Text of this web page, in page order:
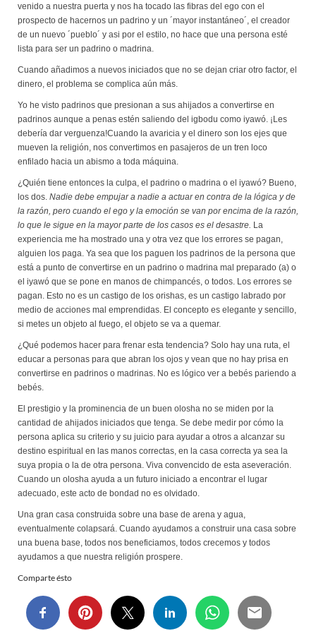
venido a nuestra puerta y nos ha tocado las fibras del ego con el
prospecto de hacernos un padrino y un ´mayor instantáneo´, el creador
de un nuevo ´pueblo´ y asi por el estilo, no hace que una persona esté
lista para ser un padrino o madrina.
Cuando añadimos a nuevos iniciados que no se dejan criar otro factor, el
dinero, el problema se complica aún más.
Yo he visto padrinos que presionan a sus ahijados a convertirse en
padrinos aunque a penas estén saliendo del igbodu como iyawó. ¡Les
debería dar verguenza!Cuando la avaricia y el dinero son los ejes que
mueven la religión, nos convertimos en pasajeros de un tren loco
enfilado hacia un abismo a toda máquina.
¿Quién tiene entonces la culpa, el padrino o madrina o el iyawó? Bueno,
los dos. Nadie debe empujar a nadie a actuar en contra de la lógica y de
la razón, pero cuando el ego y la emoción se van por encima de la razón,
lo que le sigue en la mayor parte de los casos es el desastre. La
experiencia me ha mostrado una y otra vez que los errores se pagan,
alguien los paga. Ya sea que los paguen los padrinos de la persona que
está a punto de convertirse en un padrino o madrina mal preparado (a) o
el iyawó que se pone en manos de chimpancés, o todos. Los errores se
pagan. Esto no es un castigo de los orishas, es un castigo labrado por
medio de acciones mal emprendidas. El concepto es elegante y sencillo,
si metes un objeto al fuego, el objeto se va a quemar.
¿Qué podemos hacer para frenar esta tendencia? Solo hay una ruta, el
educar a personas para que abran los ojos y vean que no hay prisa en
convertirse en padrinos o madrinas. No es lógico ver a bebés pariendo a
bebés.
El prestigio y la prominencia de un buen olosha no se miden por la
cantidad de ahijados iniciados que tenga. Se debe medir por cómo la
persona aplica su criterio y su juicio para ayudar a otros a alcanzar su
destino espiritual en las manos correctas, en la casa correcta ya sea la
suya propia o la de otra persona. Viva convencido de esta aseveración.
Cuando un olosha ayuda a un futuro iniciado a encontrar el lugar
adecuado, este acto de bondad no es olvidado.
Una gran casa construida sobre una base de arena y agua,
eventualmente colapsará. Cuando ayudamos a construir una casa sobre
una buena base, todos nos beneficiamos, todos crecemos y todos
ayudamos a que nuestra religión prospere.
Comparte ésto